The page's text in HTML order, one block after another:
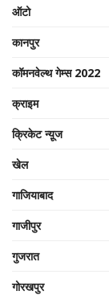
ऑटो
कानपुर
कॉमनवेल्थ गेम्स 2022
क्राइम
क्रिकेट न्यू़ज
खेल
गाजियाबाद
गाजीपुर
गुजरात
गोरखपुर